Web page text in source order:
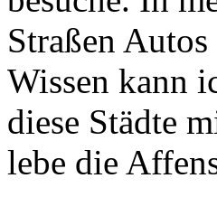
Straßen
Wissen kann
diese Städte
lebe die